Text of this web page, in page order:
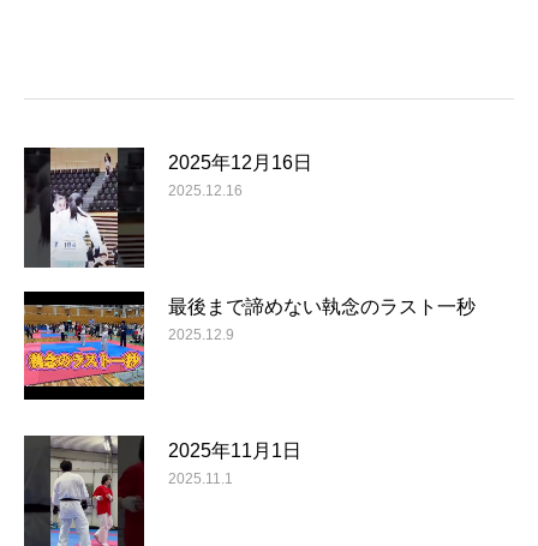
2025年12月16日
2025.12.16
最後まで諦めない執念のラスト一秒
2025.12.9
2025年11月1日
2025.11.1